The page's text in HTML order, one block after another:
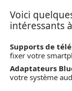
Voici
intéressants
Supports de
fixer votre
Adaptateurs
votre système